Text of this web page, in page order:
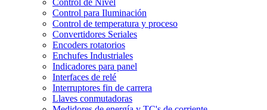
Control de Nivel
Control para Iluminación
Control de temperatura y proceso
Convertidores Seriales
Encoders rotatorios
Enchufes Industriales
Indicadores para panel
Interfaces de relé
Interruptores fin de carrera
Llaves conmutadoras